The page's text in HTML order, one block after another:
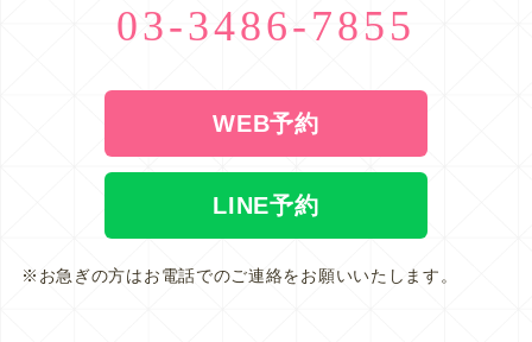
03-3486-7855
WEB予約
LINE予約
※お急ぎの方はお電話でのご連絡をお願いいたします。